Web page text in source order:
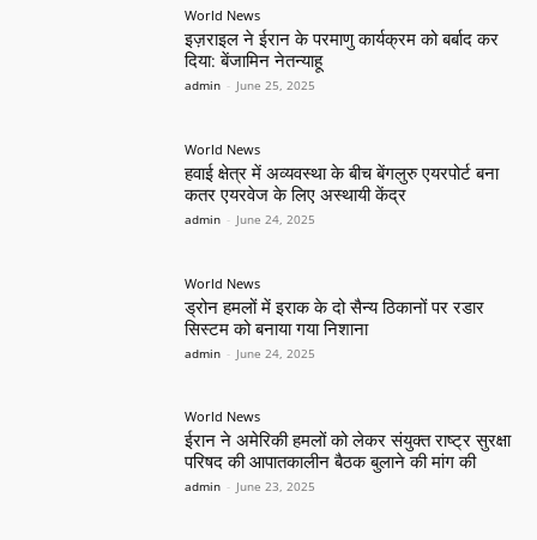
World News
इज़राइल ने ईरान के परमाणु कार्यक्रम को बर्बाद कर
दिया: बेंजामिन नेतन्याहू
admin - June 25, 2025
World News
हवाई क्षेत्र में अव्यवस्था के बीच बेंगलुरु एयरपोर्ट बना
कतर एयरवेज के लिए अस्थायी केंद्र
admin - June 24, 2025
World News
ड्रोन हमलों में इराक के दो सैन्य ठिकानों पर रडार
सिस्टम को बनाया गया निशाना
admin - June 24, 2025
World News
ईरान ने अमेरिकी हमलों को लेकर संयुक्त राष्ट्र सुरक्षा
परिषद की आपातकालीन बैठक बुलाने की मांग की
admin - June 23, 2025